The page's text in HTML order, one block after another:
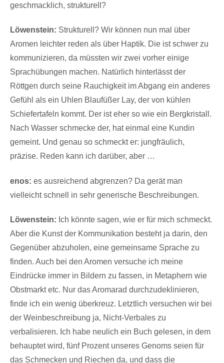
geschmacklich, strukturell?
Löwenstein: Strukturell? Wir können nun mal über
Aromen leichter reden als über Haptik. Die ist schwer zu
kommunizieren, da müssten wir zwei vorher einige
Sprachübungen machen. Natürlich hinterlässt der
Röttgen durch seine Rauchigkeit im Abgang ein anderes
Gefühl als ein Uhlen Blaufüßer Lay, der von kühlen
Schiefertafeln kommt. Der ist eher so wie ein Bergkristall.
Nach Wasser schmecke der, hat einmal eine Kundin
gemeint. Und genau so schmeckt er: jungfräulich,
präzise. Reden kann ich darüber, aber …
enos: es ausreichend abgrenzen? Da gerät man
vielleicht schnell in sehr generische Beschreibungen.
Löwenstein: Ich könnte sagen, wie er für mich schmeckt.
Aber die Kunst der Kommunikation besteht ja darin, den
Gegenüber abzuholen, eine gemeinsame Sprache zu
finden. Auch bei den Aromen versuche ich meine
Eindrücke immer in Bildern zu fassen, in Metaphern wie
Obstmarkt etc. Nur das Aromarad durchzudeklinieren,
finde ich ein wenig überkreuz. Letztlich versuchen wir bei
der Weinbeschreibung ja, Nicht-Verbales zu
verbalisieren. Ich habe neulich ein Buch gelesen, in dem
behauptet wird, fünf Prozent unseres Genoms seien für
das Schmecken und Riechen da, und dass die